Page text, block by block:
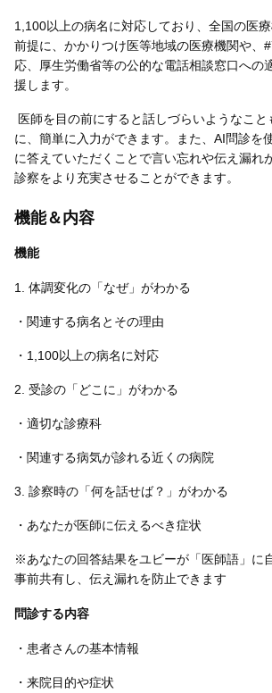
1,100以上の病名に対応しており、全国の医
前提に、かかりつけ医等地域の医療機関や、
応、厚生労働省等の公的な電話相談窓口への
援します。
医師を目の前にすると話しづらいようなこ
に、簡単に入力ができます。また、AI問診を
に答えていただくことで言い忘れや伝え漏れ
診察をより充実させることができます。
機能＆内容
機能
1. 体調変化の「なぜ」がわかる
・関連する病名とその理由
・1,100以上の病名に対応
2. 受診の「どこに」がわかる
・適切な診療科
・関連する病気が診れる近くの病院
3. 診察時の「何を話せば？」がわかる
・あなたが医師に伝えるべき症状
※あなたの回答結果をユビーが「医師語」に
事前共有し、伝え漏れを防止できます
問診する内容
・患者さんの基本情報
・来院目的や症状